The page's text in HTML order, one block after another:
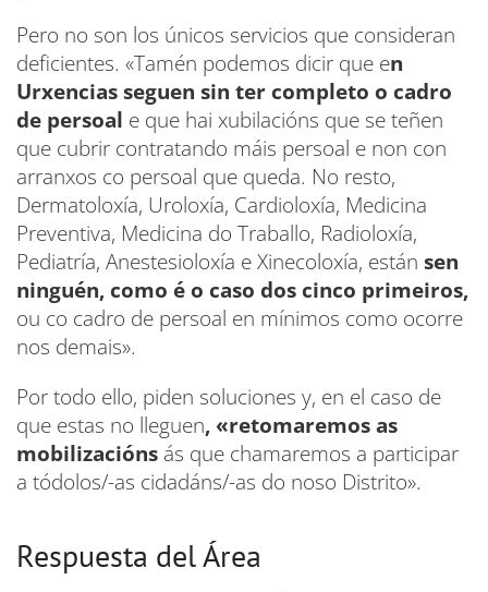
Pero no son los únicos servicios que consideran
deficientes. «Tamén podemos dicir que en
Urxencias seguen sin ter completo o cadro
de persoal e que hai xubilacións que se teñen
que cubrir contratando máis persoal e non con
arranxos co persoal que queda. No resto,
Dermatoloxía, Uroloxía, Cardioloxía, Medicina
Preventiva, Medicina do Traballo, Radioloxía,
Pediatría, Anestesioloxía e Xinecoloxía, están sen
ninguén, como é o caso dos cinco primeiros,
ou co cadro de persoal en mínimos como ocorre
nos demais».
Por todo ello, piden soluciones y, en el caso de
que estas no lleguen, «retomaremos as
mobilizacións ás que chamaremos a participar
a tódolos/-as cidadáns/-as do noso Distrito».
Respuesta del Área